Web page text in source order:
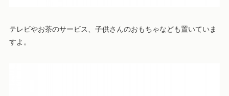
テレビやお茶のサービス、子供さんのおもちゃなども置いていま
すよ。